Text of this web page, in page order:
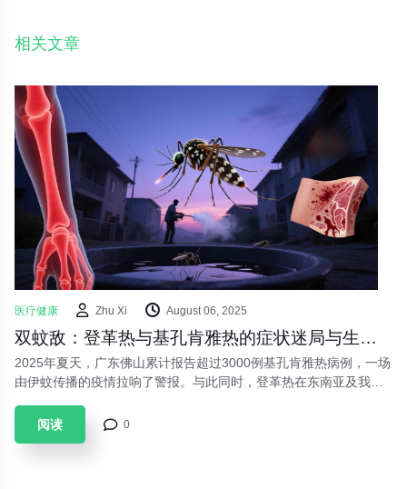
相关文章
医疗健康 Zhu Xi August 06, 2025
双蚊敌：登革热与基孔肯雅热的症状迷局与生存指南
2025年夏天，广东佛山累计报告超过3000例基孔肯雅热病例，一场
由伊蚊传播的疫情拉响了警报。与此同时，登革热在东南亚及我国
手”，常让人混淆不清，却隐藏着截然不同的危险特性。随着气候变
暖与全球人员流动加速，了解这对“蚊虫传播双生花”的差异与防控
阅读 0